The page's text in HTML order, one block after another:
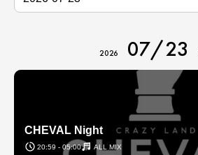
2026 07/23
CHEVAL Night
20:59 - 05:00 ALL MIX